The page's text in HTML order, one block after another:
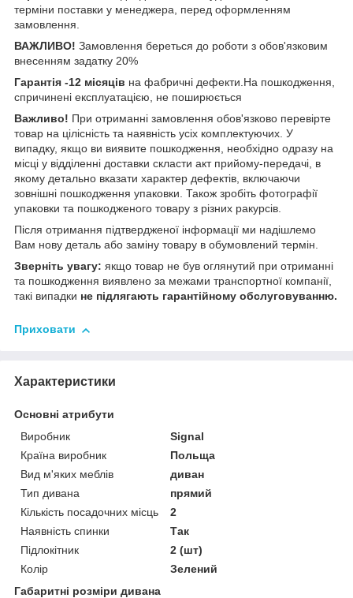
терміни поставки у менеджера, перед оформленням
замовлення.
ВАЖЛИВО! Замовлення береться до роботи з обов'язковим
внесенням задатку 20%
Гарантія -12 місяців на фабричні дефекти.На пошкодження,
спричинені експлуатацією, не поширюється
Важливо! При отриманні замовлення обов'язково перевірте
товар на цілісність та наявність усіх комплектуючих. У
випадку, якщо ви виявите пошкодження, необхідно одразу на
місці у відділенні доставки скласти акт прийому-передачі, в
якому детально вказати характер дефектів, включаючи
зовнішні пошкодження упаковки. Також зробіть фотографії
упаковки та пошкодженого товару з різних ракурсів.
Після отримання підтвердженої інформації ми надішлемо
Вам нову деталь або заміну товару в обумовлений термін.
Зверніть увагу: якщо товар не був оглянутий при отриманні
та пошкодження виявлено за межами транспортної компанії,
такі випадки не підлягають гарантійному обслуговуванню.
Приховати
Характеристики
Основні атрибути
Виробник
Signal
Країна виробник
Польща
Вид м'яких меблів
диван
Тип дивана
прямий
Кількість посадочних місць
2
Наявність спинки
Так
Підлокітник
2 (шт)
Колір
Зелений
Габаритні розміри дивана